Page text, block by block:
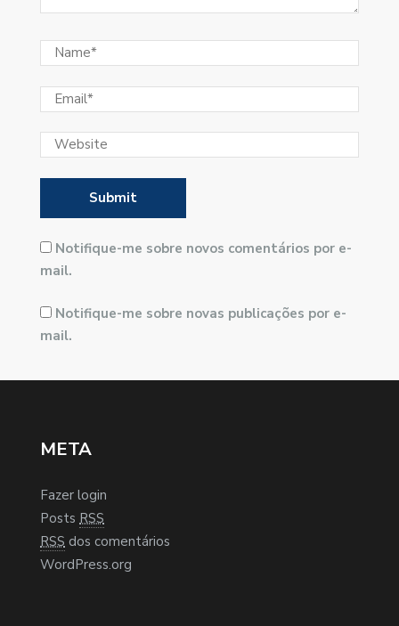
Notifique-me sobre novos comentários por e-
mail.
Notifique-me sobre novas publicações por e-
mail.
META
Fazer login
Posts RSS
RSS dos comentários
WordPress.org